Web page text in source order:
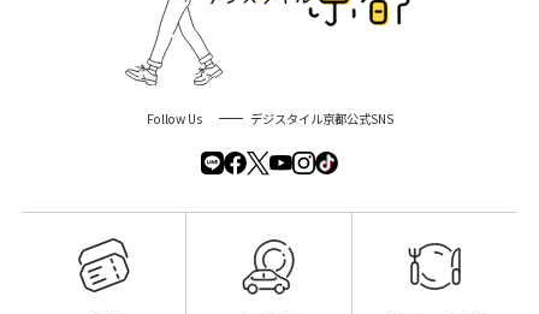
Follow Us デジスタイル京都公式SNS